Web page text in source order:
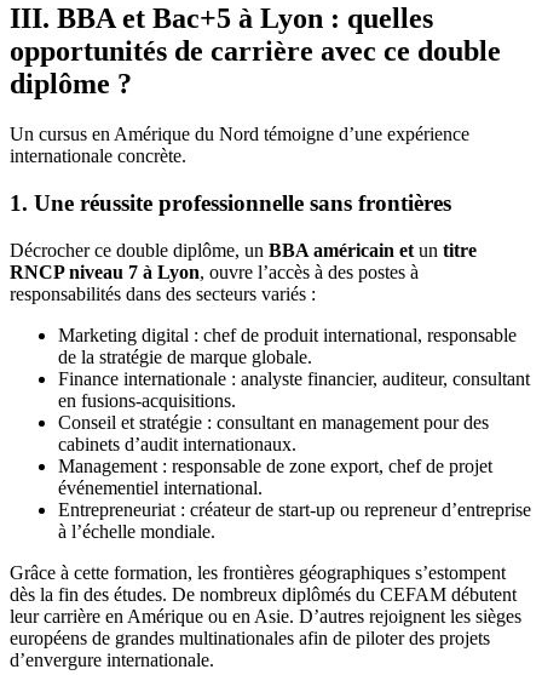
III. BBA et Bac+5 à Lyon : quelles
opportunités de carrière avec ce double
diplôme ?
Un cursus en Amérique du Nord témoigne d’une expérience
internationale concrète.
1. Une réussite professionnelle sans frontières
Décrocher ce double diplôme, un BBA américain et un titre
RNCP niveau 7 à Lyon, ouvre l’accès à des postes à
responsabilités dans des secteurs variés :
Marketing digital : chef de produit international, responsable
de la stratégie de marque globale.
Finance internationale : analyste financier, auditeur, consultant
en fusions-acquisitions.
Conseil et stratégie : consultant en management pour des
cabinets d’audit internationaux.
Management : responsable de zone export, chef de projet
événementiel international.
Entrepreneuriat : créateur de start-up ou repreneur d’entreprise
à l’échelle mondiale.
Grâce à cette formation, les frontières géographiques s’estompent
dès la fin des études. De nombreux diplômés du CEFAM débutent
leur carrière en Amérique ou en Asie. D’autres rejoignent les sièges
européens de grandes multinationales afin de piloter des projets
d’envergure internationale.